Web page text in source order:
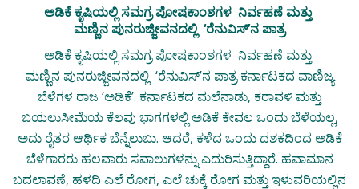
ಅಡಿಕೆ ಕೃಷಿಯಲ್ಲಿ ಸಮಗ್ರ ಪೋಷಕಾಂಶಗಳ ನಿರ್ವಹಣೆ ಮತ್ತು
ಮಣ್ಣಿನ ಪುನರುಜ್ಜೀವನದಲ್ಲಿ ‘ರೆನುವಿಸ್’ನ ಪಾತ್ರ
ಅಡಿಕೆ ಕೃಷಿಯಲ್ಲಿ ಸಮಗ್ರ ಪೋಷಕಾಂಶಗಳ ನಿರ್ವಹಣೆ ಮತ್ತು
ಮಣ್ಣಿನ ಪುನರುಜ್ಜೀವನದಲ್ಲಿ ‘ರೆನುವಿಸ್’ನ ಪಾತ್ರ ಕರ್ನಾಟಕದ ವಾಣಿಜ್ಯ
ಬೆಳೆಗಳ ರಾಜ ‘ಅಡಿಕೆ’. ಕರ್ನಾಟಕದ ಮಲೆನಾಡು, ಕರಾವಳಿ ಮತ್ತು
ಬಯಲುಸೀಮೆಯ ಕೆಲವು ಭಾಗಗಳಲ್ಲಿ ಅಡಿಕೆ ಕೇವಲ ಒಂದು ಬೆಳೆಯಲ್ಲ,
ಅದು ರೈತರ ಆರ್ಥಿಕ ಬೆನ್ನೆಲುಬು. ಆದರೆ, ಕಳೆದ ಒಂದು ದಶಕದಿಂದ ಅಡಿಕೆ
ಬೆಳೆಗಾರರು ಹಲವಾರು ಸವಾಲುಗಳನ್ನು ಎದುರಿಸುತ್ತಿದ್ದಾರೆ. ಹವಾಮಾನ
ಬದಲಾವಣೆ, ಹಳದಿ ಎಲೆ ರೋಗ, ಎಲೆ ಚುಕ್ಕೆ ರೋಗ ಮತ್ತು ಇಳುವರಿಯಲ್ಲಿನ